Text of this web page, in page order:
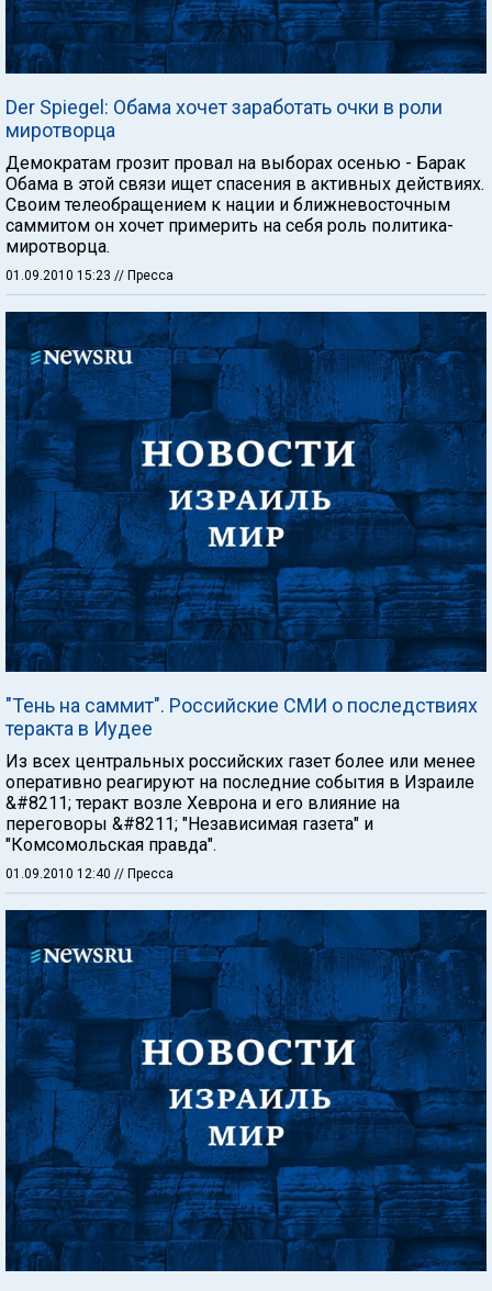
Der Spiegel: Обама хочет заработать очки в роли
миротворца
Демократам грозит провал на выборах осенью - Барак
Обама в этой связи ищет спасения в активных действиях.
Своим телеобращением к нации и ближневосточным
саммитом он хочет примерить на себя роль политика-
миротворца.
01.09.2010 15:23 // Пресса
"Тень на саммит". Российские СМИ о последствиях
теракта в Иудее
Из всех центральных российских газет более или менее
оперативно реагируют на последние события в Израиле
&#8211; теракт возле Хеврона и его влияние на
переговоры &#8211; "Независимая газета" и
"Комсомольская правда".
01.09.2010 12:40 // Пресса